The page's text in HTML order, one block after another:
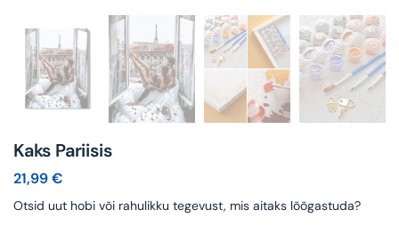
Kaks Pariisis
21,99€
Otsid uut hobi või rahulikku tegevust, mis aitaks lõõgastuda?